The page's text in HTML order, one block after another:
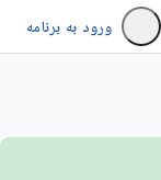
ورود به برنامه